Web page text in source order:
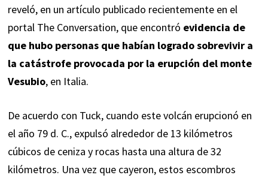
reveló, en un artículo publicado recientemente en el
portal The Conversation, que encontró evidencia de
que hubo personas que habían logrado sobrevivir a
la catástrofe provocada por la erupción del monte
Vesubio, en Italia.
De acuerdo con Tuck, cuando este volcán erupcionó en
el año 79 d. C., expulsó alrededor de 13 kilómetros
cúbicos de ceniza y rocas hasta una altura de 32
kilómetros. Una vez que cayeron, estos escombros